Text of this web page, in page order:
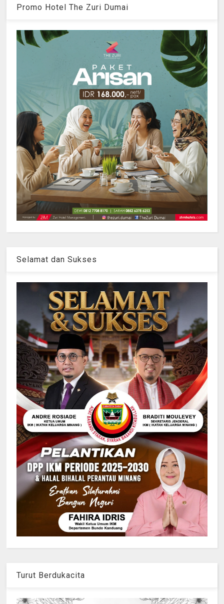
Promo Hotel The Zuri Dumai
Selamat dan Sukses
Turut Berdukacita